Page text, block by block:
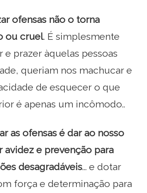
ofensas não o torna
ou cruel. É simplesmente
e prazer àquelas pessoas
queriam nos machucar e
de esquecer o que
é apenas um incômodo..
as ofensas é dar ao nosso
avidez e prevenção para
desagradáveis... e dotar
força e determinação para